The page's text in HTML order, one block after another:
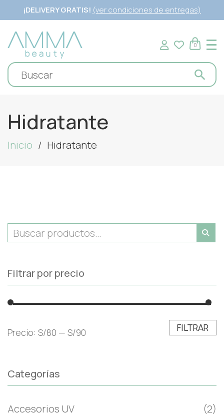
¡DELIVERY GRATIS! (ver condiciones de entregas)
0
Hidratante
Inicio Hidratante
Filtrar por precio
FILTRAR
Precio: S/80 — S/90
Categorías
Accesorios UV
(2)